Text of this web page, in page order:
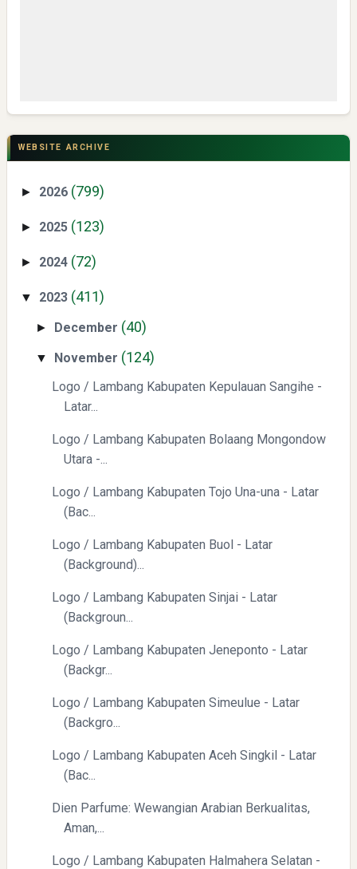
Yaqut Cholil Qoumas: Kisah Inspiratif di Balik Kasus Hukum
(BTC) dan Ekonomi Global
Yaqut Cholil Qoumas: Kisah Inspiratif di Balik Kasus Hukum
Menyongsong Masa Depan Buruh Indonesia dengan
Optimisme dan Inspirasi
Yaqut Cholil Qoumas: Inspirasi Kepemimpinan dan
Ketaatan
WEBSITE ARCHIVE
► 2026 (799)
► 2025 (123)
► 2024 (72)
▼ 2023 (411)
► December (40)
▼ November (124)
Logo / Lambang Kabupaten Kepulauan Sangihe -
Latar...
Logo / Lambang Kabupaten Bolaang Mongondow
Utara -...
Logo / Lambang Kabupaten Tojo Una-una - Latar
(Bac...
Logo / Lambang Kabupaten Buol - Latar
(Background)...
Logo / Lambang Kabupaten Sinjai - Latar
(Backgroun...
Logo / Lambang Kabupaten Jeneponto - Latar
(Backgr...
Logo / Lambang Kabupaten Simeulue - Latar
(Backgro...
Logo / Lambang Kabupaten Aceh Singkil - Latar
(Bac...
Dien Parfume: Wewangian Arabian Berkualitas,
Aman,...
Logo / Lambang Kabupaten Halmahera Selatan -